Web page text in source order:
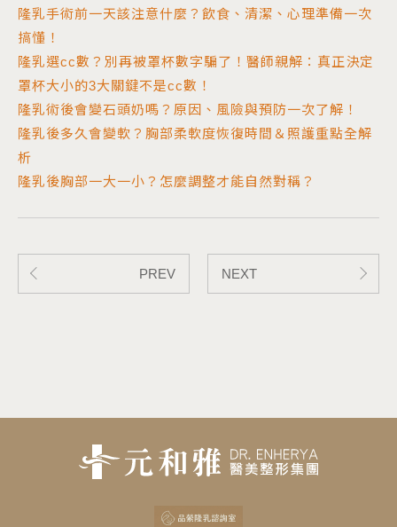
隆乳手術前一天該注意什麼？飲食、清潔、心理準備一次
搞懂！
隆乳選cc數？別再被罩杯數字騙了！醫師親解：真正決定
罩杯大小的3大關鍵不是cc數！
隆乳術後會變石頭奶嗎？原因、風險與預防一次了解！
隆乳後多久會變軟？胸部柔軟度恢復時間＆照護重點全解
析
隆乳後胸部一大一小？怎麼調整才能自然對稱？
PREV NEXT